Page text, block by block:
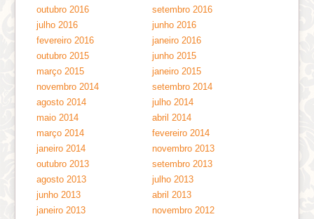
outubro 2016
setembro 2016
julho 2016
junho 2016
fevereiro 2016
janeiro 2016
outubro 2015
junho 2015
março 2015
janeiro 2015
novembro 2014
setembro 2014
agosto 2014
julho 2014
maio 2014
abril 2014
março 2014
fevereiro 2014
janeiro 2014
novembro 2013
outubro 2013
setembro 2013
agosto 2013
julho 2013
junho 2013
abril 2013
janeiro 2013
novembro 2012